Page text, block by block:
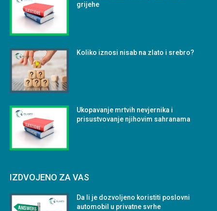
grijehe
Koliko iznosi nisab na zlato i srebro?
Ukopavanje mrtvih nevjernika i
prisustvovanje njihovim sahranama
IZDVOJENO ZA VAS
Da li je dozvoljeno koristiti poslovni
automobil u privatne svrhe